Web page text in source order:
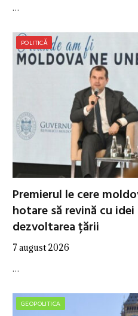
…
POLITICĂ
Premierul le cere
hotare să revină cu
dezvoltarea țării
7 august 2026
…
GEOPOLITICA